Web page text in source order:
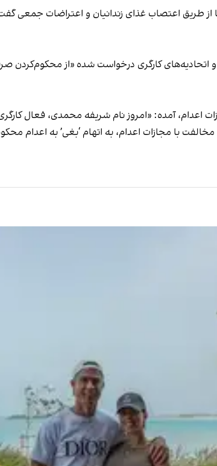
از طریق اعتصاب غذای زندانیان و اعتراضات
کارگری درخواست شده «از محکوم‌کردن
جهانی مبارزه با مجازات اعدام، آمده: «امروز نام شریفه
با مجازات اعدام، به اتهام ‘بغی’ به اعدام